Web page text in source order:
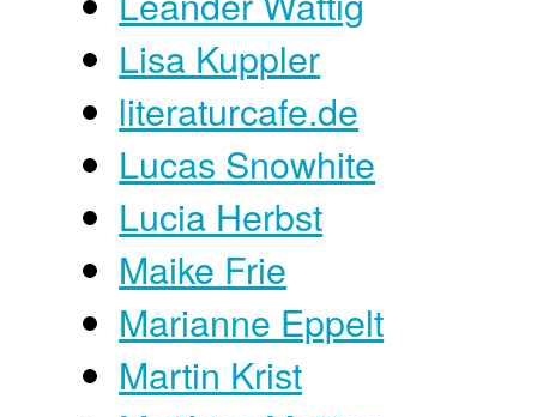
Lisa Kuppler
literaturcafe.de
Lucas Snowhite
Lucia Herbst
Maike Frie
Marianne Eppelt
Martin Krist